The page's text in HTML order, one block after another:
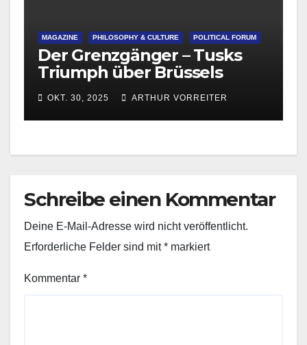
MAGAZINE PHILOSOPHY & CULTURE POLITICAL FORUM
Der Grenzgänger – Tusks
Triumph über Brüssels
Migrationsdoktrin
OKT. 30, 2025 ARTHUR VORREITER
Schreibe einen Kommentar
Deine E-Mail-Adresse wird nicht veröffentlicht.
Erforderliche Felder sind mit* markiert
Kommentar *